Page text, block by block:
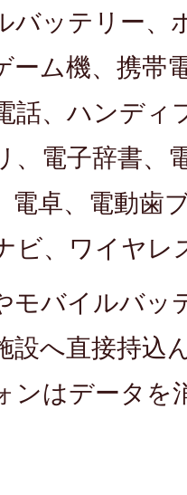
バッテリー、
ーム機、携帯
話、ハンディ
、電子辞書、
電卓、電動歯
ビ、ワイヤレ
モバイルバッ
設へ直接持込
ンはデータを